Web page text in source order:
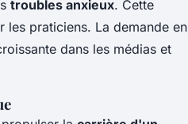
troubles anxieux. Cette
praticiens. La demande en
dans les médias et